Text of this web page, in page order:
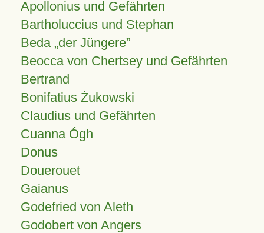
Apollonius und Gefährten
Bartholuccius und Stephan
Beda „der Jüngere”
Beocca von Chertsey und Gefährten
Bertrand
Bonifatius Żukowski
Claudius und Gefährten
Cuanna Ógh
Donus
Douerouet
Gaianus
Godefried von Aleth
Godobert von Angers